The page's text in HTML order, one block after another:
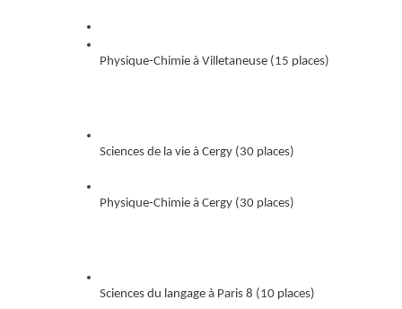
Physique-Chimie à Villetaneuse (15 places)
Sciences de la vie à Cergy (30 places)
Physique-Chimie à Cergy (30 places)
Sciences du langage à Paris 8 (10 places)